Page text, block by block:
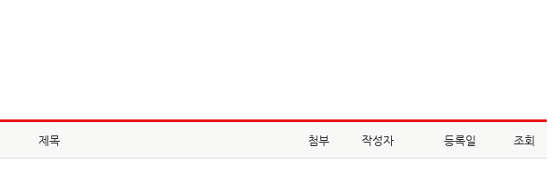
제목 첨부 작성자 등록일 조회